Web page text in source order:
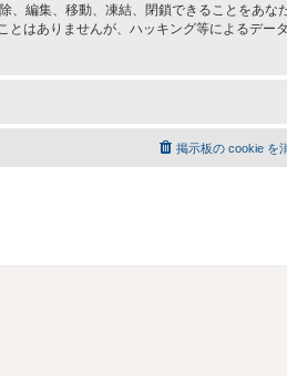
、編集、移動、凍結、閉鎖できることをあな
はありませんが、ハッキング等によるデー
掲示板の cookie を